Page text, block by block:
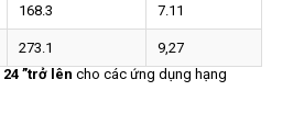
168.3 7.11
273.1
9,27
24 ”trở lên cho các ứng dụng hạng